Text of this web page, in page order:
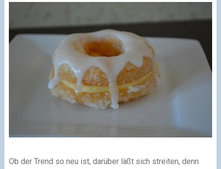
Ob der Trend so neu ist, darüber läßt sich streiten, denn